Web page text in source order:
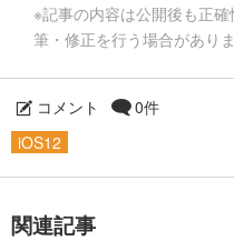
※記事の内容は公開後も正
筆・修正を行う場合がありま
コメント
0件
iOS12
関連記事